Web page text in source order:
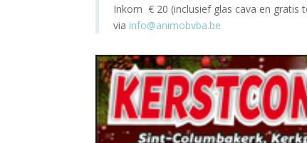
Inkom € 20 (inclusief glas cava en gratis
via info@animobvba.be